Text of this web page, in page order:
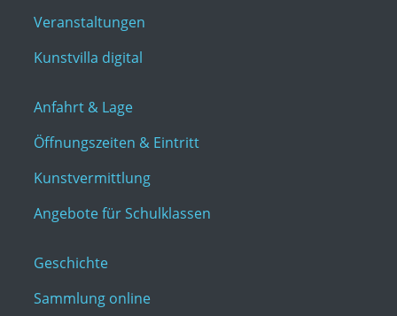
Veranstaltungen
Kunstvilla digital
Anfahrt & Lage
Öffnungszeiten & Eintritt
Kunstvermittlung
Angebote für Schulklassen
Geschichte
Sammlung online